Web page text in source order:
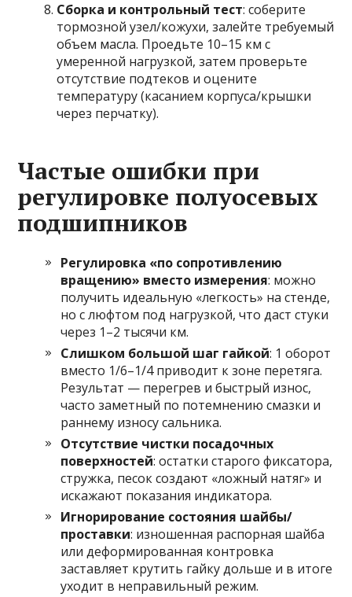
Сборка и контрольный тест: соберите
тормозной узел/кожухи, залейте требуемый
объем масла. Проедьте 10–15 км с
умеренной нагрузкой, затем проверьте
отсутствие подтеков и оцените
температуру (касанием корпуса/крышки
через перчатку).
Частые ошибки при
регулировке полуосевых
подшипников
Регулировка «по сопротивлению
вращению» вместо измерения: можно
получить идеальную «легкость» на стенде,
но с люфтом под нагрузкой, что даст стуки
через 1–2 тысячи км.
Слишком большой шаг гайкой: 1 оборот
вместо 1/6–1/4 приводит к зоне перетяга.
Результат — перегрев и быстрый износ,
часто заметный по потемнению смазки и
раннему износу сальника.
Отсутствие чистки посадочных
поверхностей: остатки старого фиксатора,
стружка, песок создают «ложный натяг» и
искажают показания индикатора.
Игнорирование состояния шайбы/
проставки: изношенная распорная шайба
или деформированная контровка
заставляет крутить гайку дольше и в итоге
уходит в неправильный режим.